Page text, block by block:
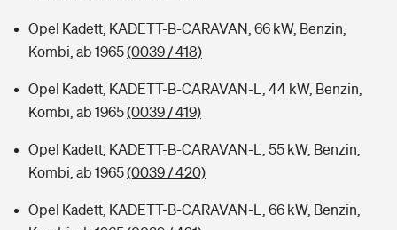
Opel Kadett, KADETT-B-CARAVAN, 66 kW, Benzin,
Kombi, ab 1965(0039 / 418)
Opel Kadett, KADETT-B-CARAVAN-L, 44 kW, Benzin,
Kombi, ab 1965(0039 / 419)
Opel Kadett, KADETT-B-CARAVAN-L, 55 kW, Benzin,
Kombi, ab 1965(0039 / 420)
Opel Kadett, KADETT-B-CARAVAN-L, 66 kW, Benzin,